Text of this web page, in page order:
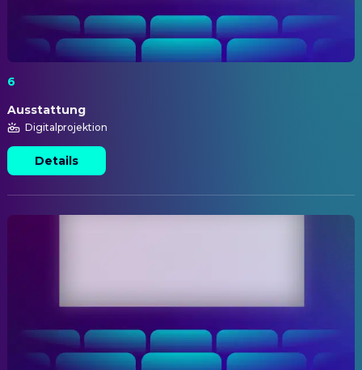
6
Ausstattung
Digitalprojektion
Details